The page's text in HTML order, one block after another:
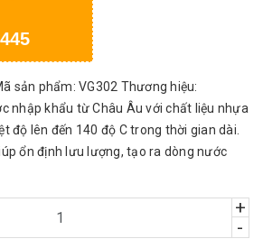
sản phẩm: VG302 Thương hiệu:
nhập khẩu từ Châu Âu với chất liệu nhựa
độ lên đến 140 độ C trong thời gian dài.
ổn định lưu lượng, tạo ra dòng nước
+
-